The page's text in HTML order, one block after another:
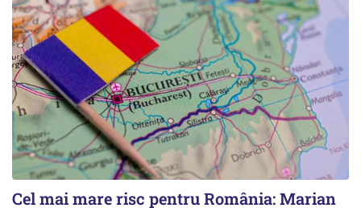
Cel mai mare risc pentru România: Marian